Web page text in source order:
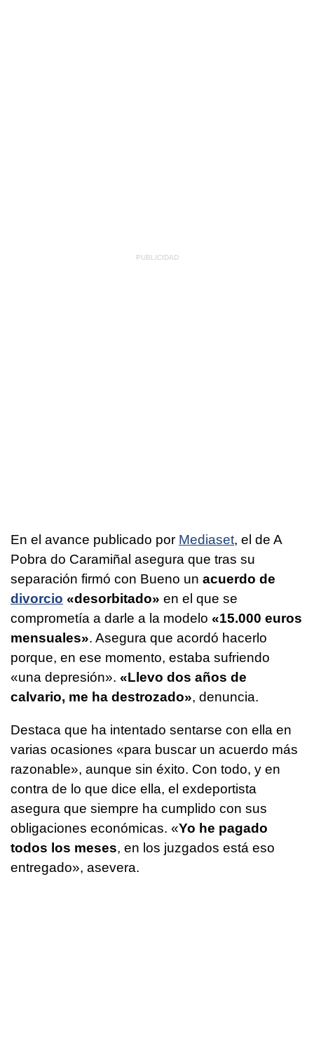
En el avance publicado por Mediaset, el de A
Pobra do Caramiñal asegura que tras su
separación firmó con Bueno un acuerdo de
divorcio «desorbitado» en el que se
comprometía a darle a la modelo «15.000 euros
mensuales». Asegura que acordó hacerlo
porque, en ese momento, estaba sufriendo
«una depresión». «Llevo dos años de
calvario, me ha destrozado», denuncia.
Destaca que ha intentado sentarse con ella en
varias ocasiones «para buscar un acuerdo más
razonable», aunque sin éxito. Con todo, y en
contra de lo que dice ella, el exdeportista
asegura que siempre ha cumplido con sus
obligaciones económicas. «Yo he pagado
todos los meses, en los juzgados está eso
entregado», asevera.